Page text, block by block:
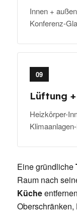
Innen +
Konferenz-
09
Lüftung
Heizkörper-
Eine gründliche
Raum nach
Küche